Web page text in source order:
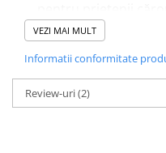
special, care sa le
În rubrica
pentru cum vreți să
VEZI MAI MULT
Informatii conformitate
Review-uri(2)